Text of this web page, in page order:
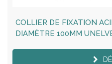
COLLIER DE FIXATION
DIAMÈTRE 100MM